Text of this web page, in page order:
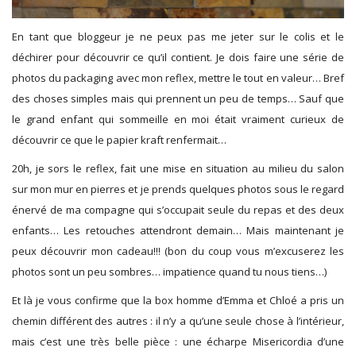
En tant que bloggeur je ne peux pas me jeter sur le colis et le
déchirer pour découvrir ce qu’il contient. Je dois faire une série de
photos du packaging avec mon reflex, mettre le tout en valeur… Bref
des choses simples mais qui prennent un peu de temps… Sauf que
le grand enfant qui sommeille en moi était vraiment curieux de
découvrir ce que le papier kraft renfermait…
20h, je sors le reflex, fait une mise en situation au milieu du salon
sur mon mur en pierres et je prends quelques photos sous le regard
énervé de ma compagne qui s’occupait seule du repas et des deux
enfants… Les retouches attendront demain… Mais maintenant je
peux découvrir mon cadeau!!! (bon du coup vous m’excuserez les
photos sont un peu sombres… impatience quand tu nous tiens…)
Et là je vous confirme que la box homme d’Emma et Chloé a pris un
chemin différent des autres : il n’y a qu’une seule chose à l’intérieur,
mais c’est une très belle pièce : une écharpe Misericordia d’une